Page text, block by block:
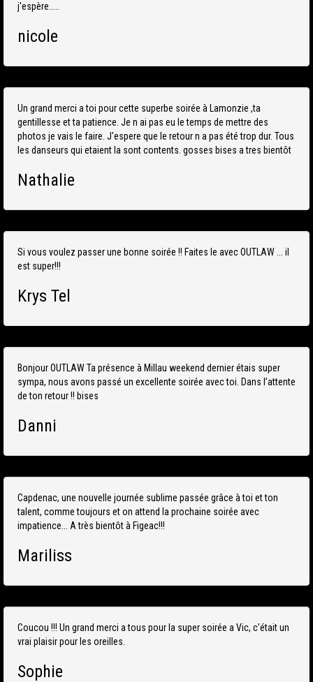
j'espère.....
nicole
Un grand merci a toi pour cette superbe soirée à Lamonzie ,ta
gentillesse et ta patience. Je n ai pas eu le temps de mettre des
photos je vais le faire. J'espere que le retour n a pas été trop dur. Tous
les danseurs qui etaient la sont contents. gosses bises a tres bientôt
Nathalie
Si vous voulez passer une bonne soirée !! Faites le avec OUTLAW ... il
est super!!!
Krys Tel
Bonjour OUTLAW Ta présence à Millau weekend dernier étais super
sympa, nous avons passé un excellente soirée avec toi. Dans l’attente
de ton retour !! bises
Danni
Capdenac, une nouvelle journée sublime passée grâce à toi et ton
talent, comme toujours et on attend la prochaine soirée avec
impatience... A très bientôt à Figeac!!!
Mariliss
Coucou !!! Un grand merci a tous pour la super soirée a Vic, c'était un
vrai plaisir pour les oreilles.
Sophie